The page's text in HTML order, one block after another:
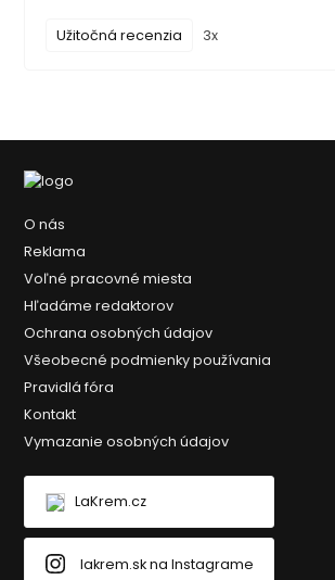
Užitočná recenzia 3x
O nás
Reklama
Voľné pracovné miesta
Hľadáme redaktorov
Ochrana osobných údajov
Všeobecné podmienky používania
Pravidlá fóra
Kontakt
Vymazanie osobných údajov
LaKrem.cz
lakrem.sk na Instagrame